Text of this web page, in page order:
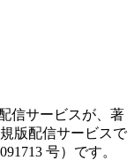
信サービスが、著
版配信サービスで
号）です。